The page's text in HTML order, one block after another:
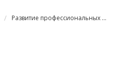
/ Развитие профессиональных компетенций